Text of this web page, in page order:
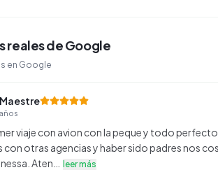
reales de Google
en Google
viaje con avion con la peque y todo
con otras agencias y haber sido padres nos
Aten…
leer más